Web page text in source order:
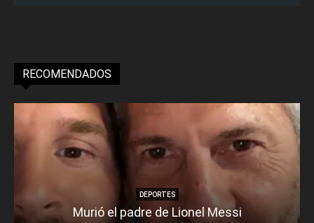
RECOMENDADOS
DEPORTES
Murió el padre de Lionel Messi